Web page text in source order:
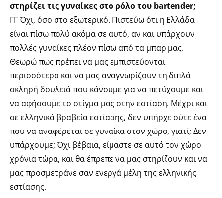
στηρίζει τις γυναίκες στο ρόλο του bartender;
ΓΓ Όχι, όσο στο εξωτερικό. Πιστεύω ότι η Ελλάδα
είναι πίσω πολύ ακόμα σε αυτό, αν και υπάρχουν
πολλές γυναίκες πλέον πίσω από τα μπαρ μας.
Θεωρώ πως πρέπει να μας εμπιστεύονται
περισσότερο και να μας αναγνωρίζουν τη διπλά
σκληρή δουλειά που κάνουμε για να πετύχουμε και
να αφήσουμε το στίγμα μας στην εστίαση. Μέχρι και
σε ελληνικά βραβεία εστίασης, δεν υπήρχε ούτε ένα
που να αναφέρεται σε γυναίκα στον χώρο, γιατί; Δεν
υπάρχουμε; Όχι βέβαια, είμαστε σε αυτό τον χώρο
χρόνια τώρα, και θα έπρεπε να μας στηρίζουν και να
μας προσμετράνε σαν ενεργά μέλη της ελληνικής
εστίασης.